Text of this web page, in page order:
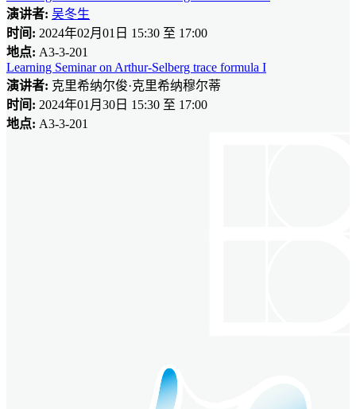
演讲者: 吴冬生
时间: 2024年02月01日 15:30 至 17:00
地点: A3-3-201
Learning Seminar on Arthur-Selberg trace formula I
演讲者: 克里希纳尔俊·克里希纳穆尔蒂
时间: 2024年01月30日 15:30 至 17:00
地点: A3-3-201